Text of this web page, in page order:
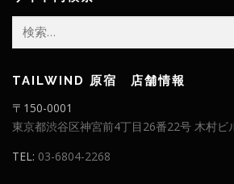
索:
TAILWIND 原宿 店舗情報
〒150-0001
東京都渋谷区神宮前4丁目26番22号 木村ビ
TEL: 03-6804-2268